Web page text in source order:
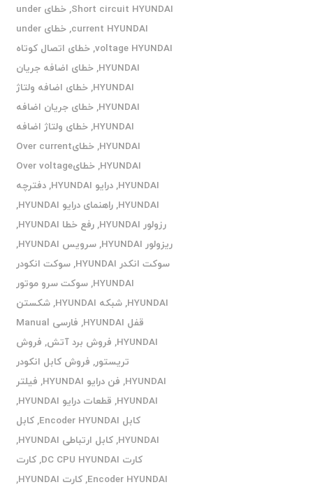
Short circuit HYUNDAI
,
خطای under
current HYUNDAI
,
خطای under
voltage HYUNDAI
,خطای اتصال کوتاه
HYUNDAI
,خطای اضافه جریان
HYUNDAI
,خطای اضافه ولتاژ
HYUNDAI
,خطای جریان اضافه
HYUNDAI
,خطای ولتاژ اضافه
HYUNDAI
,
خطایOver current
HYUNDAI
,
خطایOver voltage
HYUNDAI
,درایو HYUNDAI ,دفترچه
HYUNDAI
,راهنمای درایو HYUNDAI
,
رزولور HYUNDAI
,رفع خطا HYUNDAI
,
ریزولور HYUNDAI
,سرویس HYUNDAI
,
سوکت انکدر HYUNDAI
,سوکت انکودر
HYUNDAI
,سوکت سرو موتور
HYUNDAI
,شبکه HYUNDAI ,شکستن
قفل HYUNDAI
,
فارسی Manual
HYUNDAI
, فروش برد آتش, فروش
تریستور, فروش کابل انکودر
HYUNDAI
, فن درایو HYUNDAI , فیلتر
HYUNDAI
, قطعات درایو HYUNDAI
,
کابل Encoder HYUNDAI
,کابل
HYUNDAI
,کابل ارتباطی HYUNDAI
,
کارت DC CPU HYUNDAI
,کارت
Encoder HYUNDAI
,کارت HYUNDAI
,